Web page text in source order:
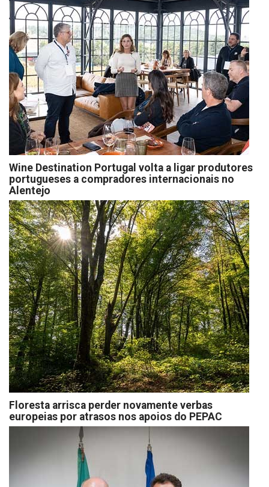
Wine Destination Portugal volta a ligar produtores
portugueses a compradores internacionais no
Alentejo
Floresta arrisca perder novamente verbas
europeias por atrasos nos apoios do PEPAC